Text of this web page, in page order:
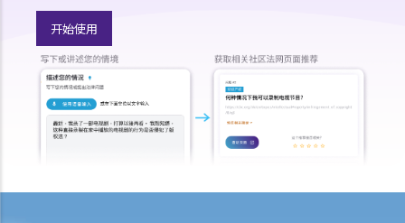
我们每人各自写了四个分章。这本书的版权将如何分配？
17. 我与另外两名作者一起写了一本书，但我们之间没有一个是任何一
部分的独立作者，我们在每一分章都有参与写作及修订。这本书的版权
将如何分配？
18. 若拥有作品版权的公司已经不存在或已经被接管，有关版权会被怎
样处置？
开始使用